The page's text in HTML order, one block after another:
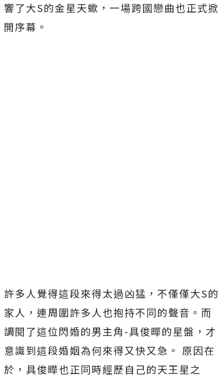
響了大S的金星天蠍，一場跨國戀曲也正式掀
開序幕。
許多人覺得這段來得太過凶猛，不僅僅大S的
家人，連周圍許多人也抱持不同的聲音。而
調閱了這位閃婚的男主角-具俊曄的星盤，才
意識到這段婚姻為何來得又快又急。 原因在
於，具俊曄也正同時經歷自己的天王星之